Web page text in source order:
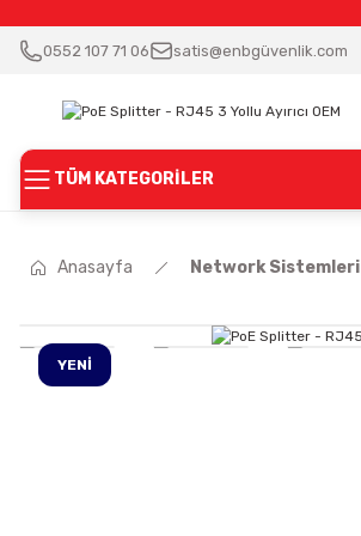
0552 107 71 06 satis@enbgüvenlik.com
TÜM KATEGORİLER
Anasayfa Network Sistemleri
YENİ